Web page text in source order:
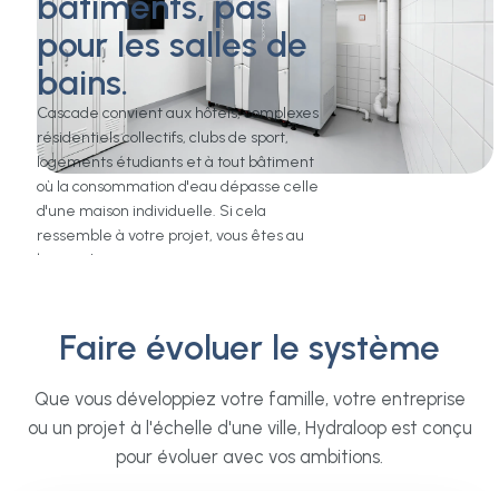
pour les salles de
bains.
Cascade convient aux hôtels, complexes
résidentiels collectifs, clubs de sport,
logements étudiants et à tout bâtiment
où la consommation d'eau dépasse celle
d'une maison individuelle. Si cela
ressemble à votre projet, vous êtes au
bon endroit.
Hôtellerie & loisirs
clubs de sport, centres de bien-être
et lieux de culte. Cascade réduit
discrètement votre demande en
résidentiels et
commerciaux
Maisons
Faire évoluer le système
Que vous développiez votre famille, votre entreprise
ou un projet à l'échelle d'une ville, Hydraloop est conçu
pour évoluer avec vos ambitions.